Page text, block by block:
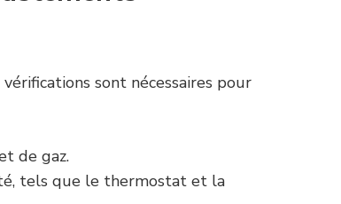
sont nécessaires pour
de gaz.
tels que le thermostat et la